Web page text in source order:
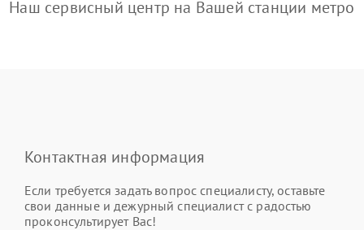
Наш сервисный центр на Вашей станции метро
Контактная информация
Если требуется задать вопрос специалисту, оставьте
свои данные и дежурный специалист с радостью
проконсультирует Вас!